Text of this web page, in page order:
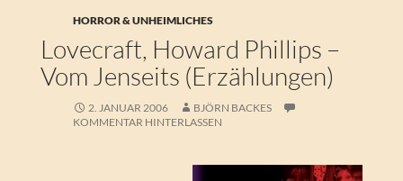
HORROR & UNHEIMLICHES
Lovecraft, Howard Phillips –
Vom Jenseits (Erzählungen)
2. JANUAR 2006
BJÖRN BACKES
KOMMENTAR HINTERLASSEN